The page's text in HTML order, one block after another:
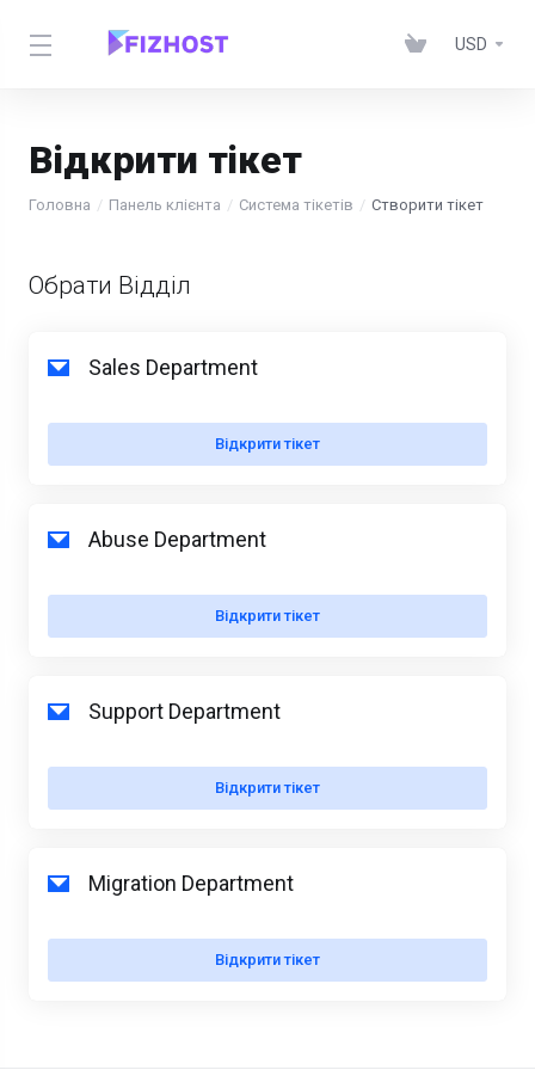
USD
Відкрити тікет
Головна Панель клієнта Система тікетів Створити тікет
Обрати Відділ
Sales Department
Відкрити тікет
Abuse Department
Відкрити тікет
Support Department
Відкрити тікет
Migration Department
Відкрити тікет